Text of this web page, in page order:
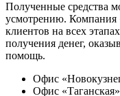
Полученные средства
усмотрению. Компания
клиентов на всех
получения денег,
помощь.
Офис
Офис «Таганская»